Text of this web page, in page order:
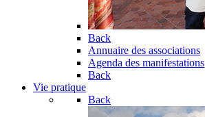
Back
Annuaire des associations
Agenda des manifestations
Back
Vie pratique
Back